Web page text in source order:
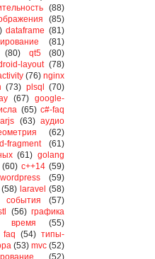
(88)
(85)
dataframe (81)
(81)
(80) qt5
(80)
layout (78)
(76) nginx
(73) plsql (70)
(67) google-
(65) c#-faq
(63) аудио
(62)
fragment
(61)
(61) golang
(60) c++14 (59)
wordpress
(59)
(58) laravel (58)
события
(57)
(56) графика
время
(55)
faq (54) типы-
(53) mvc (52)
(52)